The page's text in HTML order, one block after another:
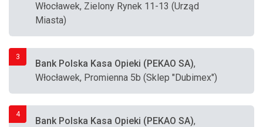
Włocławek, Zielony Rynek 11-13 (Urząd
Miasta)
3
Bank Polska Kasa Opieki (PEKAO SA),
Włocławek, Promienna 5b (Sklep "Dubimex")
4
Bank Polska Kasa Opieki (PEKAO SA),